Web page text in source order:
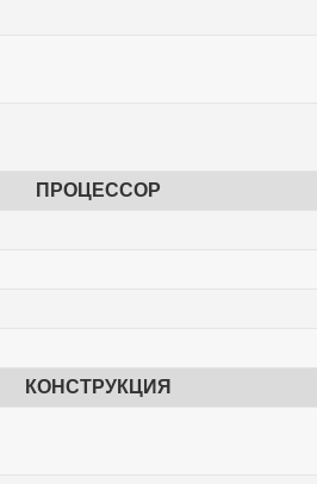
ПРОЦЕССОР
КОНСТРУКЦИЯ